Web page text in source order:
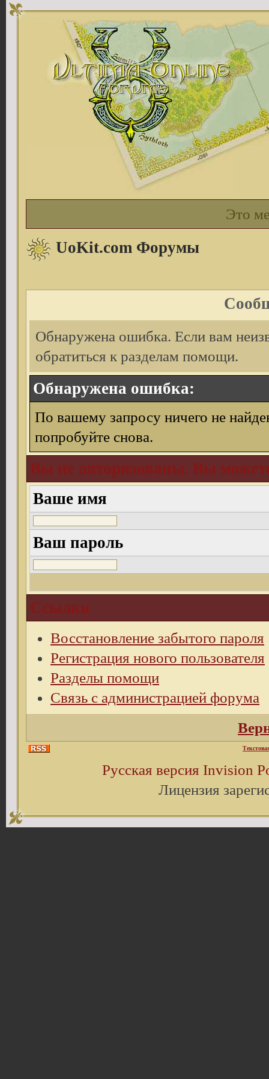
Это
UoKit.com Форумы
Обнаружена ошибка. Если вам
обратиться к разделам помощи.
Обнаружена ошибка:
По вашему запросу ничего не
попробуйте снова.
Вы не авторизованы. Вы
Ваше имя
Ваш пароль
Ссылки
Восстановление забытого пароля
Регистрация нового пользователя
Разделы помощи
Связь с администрацией форума
Русская версия Invision
Лицензия